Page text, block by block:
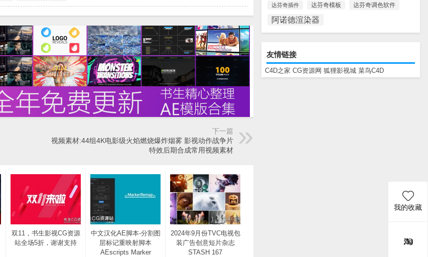
达芬奇插件 达芬奇模板 达芬奇调色软件
阿诺德渲染器
友情链接
C4D之家 CG资源网 狐狸影视城 菜鸟C4D
下一篇
视频素材:44组4K电影级火焰燃烧爆炸烟雾 影视动作战争片
特效后期合成常用视频素材
双11，书生影视CG资源
站全场5折，谢谢支持
中文汉化AE脚本-分割图
层标记重映射脚本
AEscripts Marker
2024年9月份TVC电视包
装广告创意短片杂志
STASH 167
我的收藏